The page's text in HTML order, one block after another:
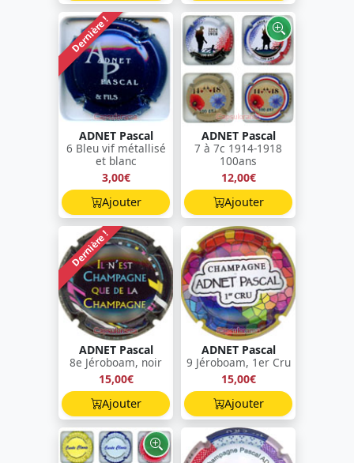
Dernière !
ADNET Pascal
6 Bleu vif métallisé
et blanc
3,00€
Ajouter
ADNET Pascal
7 à 7c 1914-1918
100ans
12,00€
Ajouter
Dernière !
ADNET Pascal
8e Jéroboam, noir
15,00€
Ajouter
ADNET Pascal
9 Jéroboam, 1er Cru
15,00€
Ajouter